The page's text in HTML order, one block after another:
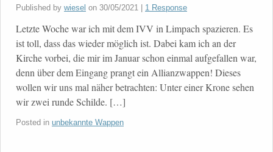
Published by wiesel on 30/05/2021 1 Response
Letzte Woche war ich mit dem IVV in Limpach spazieren. Es
ist toll, dass das wieder möglich ist. Dabei kam ich an der
Kirche vorbei, die mir im Januar schon einmal aufgefallen war,
denn über dem Eingang prangt ein Allianzwappen! Dieses
wollen wir uns mal näher betrachten: Unter einer Krone sehen
wir zwei runde Schilde. […]
Posted in unbekannte Wappen